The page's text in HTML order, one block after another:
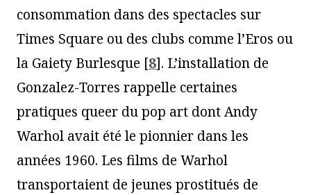
consommation dans des spectacles sur
Times Square ou des clubs comme l’Eros ou
la Gaiety Burlesque [8]. L’installation de
Gonzalez-Torres rappelle certaines
pratiques queer du pop art dont Andy
Warhol avait été le pionnier dans les
années 1960. Les films de Warhol
transportaient de jeunes prostitués de